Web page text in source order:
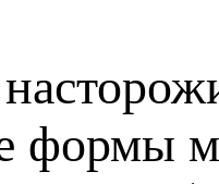
формы